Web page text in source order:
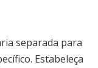
separada para
Estabeleça